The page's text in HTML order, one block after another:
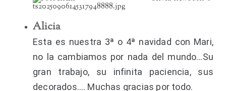
Alicia
Esta es nuestra 3ª o 4ª navidad con Mari,
no la cambiamos por nada del mundo…Su
gran trabajo, su infinita paciencia, sus
decorados…. Muchas gracias por todo.